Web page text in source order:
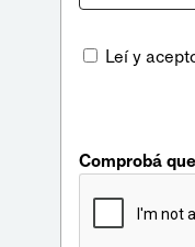
Leí y
Comprobá